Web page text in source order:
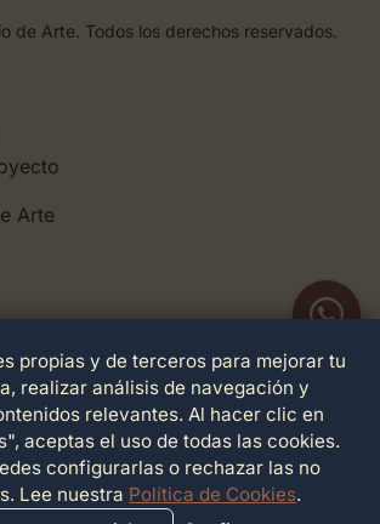
de Arte. Todos los derechos reservados.
Arte
Cookies
propias y de terceros para mejorar tu
realizar análisis de navegación y
relevantes. Al hacer clic en
aceptas el uso de todas las cookies.
configurarlas o rechazar las no
Lee nuestra Política de Cookies.